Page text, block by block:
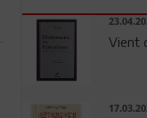
Vient